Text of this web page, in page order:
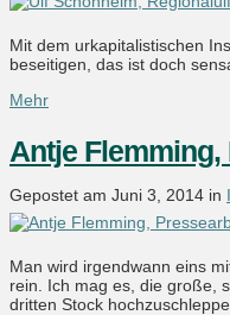
Mit dem urkapitalistischen
beseitigen, das ist doch
Mehr
Antje
Gepostet am Juni 3, 2014 in
Man wird irgendwann eins
rein. Ich mag es, die große,
dritten Stock